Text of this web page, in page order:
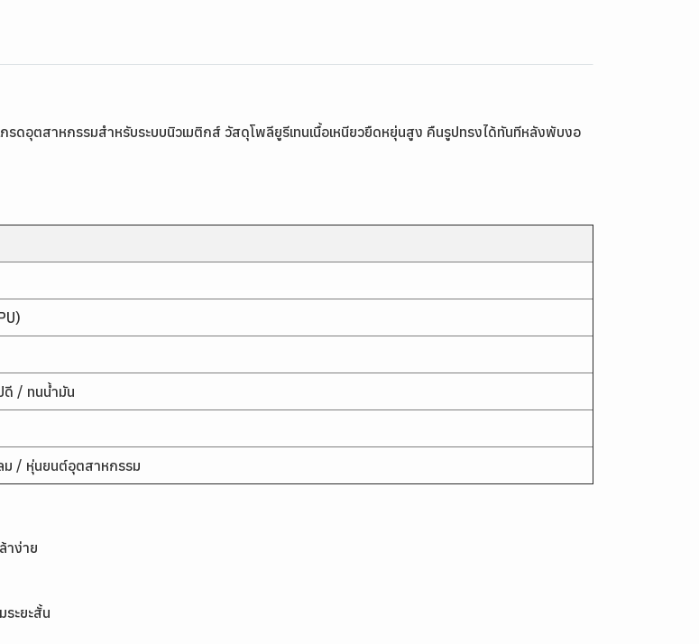
ดอุตสาหกรรมสำหรับระบบนิวเมติกส์ วัสดุโพลียูรีเทนเนื้อเหนียวยืดหยุ่นสูง คืนรูปทรงได้ทันทีหลังพับงอ
/ ทนน้ำมัน
ม / หุ่นยนต์อุตสาหกรรม
าง่าย
ะยะสั้น